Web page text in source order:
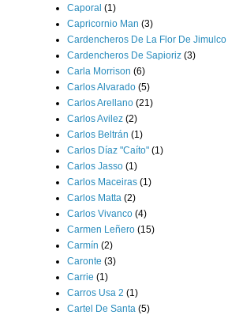
Caporal (1)
Capricornio Man (3)
Cardencheros De La Flor De Jimulco
Cardencheros De Sapioriz (3)
Carla Morrison (6)
Carlos Alvarado (5)
Carlos Arellano (21)
Carlos Avilez (2)
Carlos Beltrán (1)
Carlos Díaz "Caíto" (1)
Carlos Jasso (1)
Carlos Maceiras (1)
Carlos Matta (2)
Carlos Vivanco (4)
Carmen Leñero (15)
Carmín (2)
Caronte (3)
Carrie (1)
Carros Usa 2 (1)
Cartel De Santa (5)